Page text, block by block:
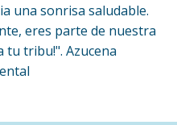
una sonrisa saludable.
eres parte de nuestra
tu tribu!". Azucena